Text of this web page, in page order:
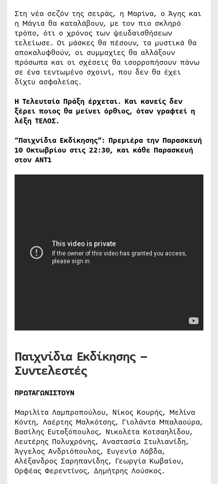
Στη νέα σεζόν της σειράς, η Μαρίνα, ο Άγης και
η Μάγια θα καταλάβουν, με τον πιο σκληρό
τρόπο, ότι ο χρόνος των ψευδαισθήσεων
τελείωσε. Οι μάσκες θα πέσουν, τα μυστικά θα
αποκαλυφθούν, οι συμμαχίες θα αλλάξουν
πρόσωπα και οι σχέσεις θα ισορροπήσουν πάνω
σε ένα τεντωμένο σχοινί, που δεν θα έχει
δίχτυ ασφαλείας.
Η Τελευταία Πράξη έρχεται. Και κανείς δεν
ξέρει ποιος θα μείνει όρθιος, όταν γραφτεί η
λέξη ΤΕΛΟΣ.
“Παιχνίδια Εκδίκησης”: Πρεμιέρα την Παρασκευή
10 Οκτωβρίου στις 22:30, και κάθε Παρασκευή
στον ΑΝΤ1
Παιχνίδια Εκδίκησης –
Συντελεστές
ΠΡΩΤΑΓΩΝΙΣΤΟΥΝ
Μαριλίτα Λαμπροπούλου, Νίκος Κουρής, Μελίνα
Κόντη, Λαέρτης Μαλκότσης, Γιολάντα Μπαλαούρα,
Βασίλης Ευταξόπουλος, Νικολέτα Κοτσαηλίδου,
Λευτέρης Πολυχρόνης, Αναστασία Στυλιανίδη,
Άγγελος Ανδριόπουλος, Ευγενία Λάβδα,
Αλέξανδρος Σαρηπανίδης, Γεωργία Κωβαίου,
Ορφέας Φερεντίνος, Δημήτρης Λούσκος.